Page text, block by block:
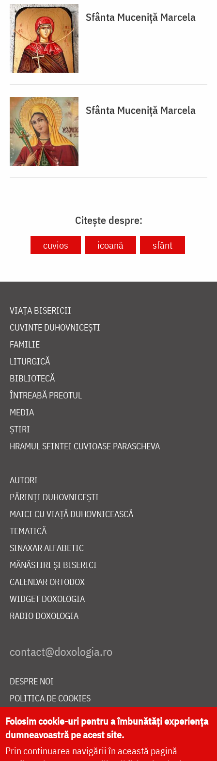
Sfânta Muceniță Marcela
Sfânta Muceniță Marcela
Citește despre:
cuvios icoană sfânt
VIAȚA BISERICII
CUVINTE DUHOVNICEȘTI
FAMILIE
LITURGICĂ
BIBLIOTECĂ
ÎNTREABĂ PREOTUL
MEDIA
ȘTIRI
HRAMUL SFINTEI CUVIOASE PARASCHEVA
AUTORI
PĂRINȚI DUHOVNICEȘTI
MAICI CU VIAȚĂ DUHOVNICEASCĂ
TEMATICĂ
SINAXAR ALFABETIC
MĂNĂSTIRI ȘI BISERICI
CALENDAR ORTODOX
WIDGET DOXOLOGIA
RADIO DOXOLOGIA
DESPRE NOI
POLITICA DE COOKIES
DONEAZĂ ONLINE PENTRU CATEDRALA NAȚIONALĂ
LIVE
Folosim cookie-uri pentru a îmbunătăți experiența
dumneavoastră pe acest site.
Prin continuarea navigării în această pagină